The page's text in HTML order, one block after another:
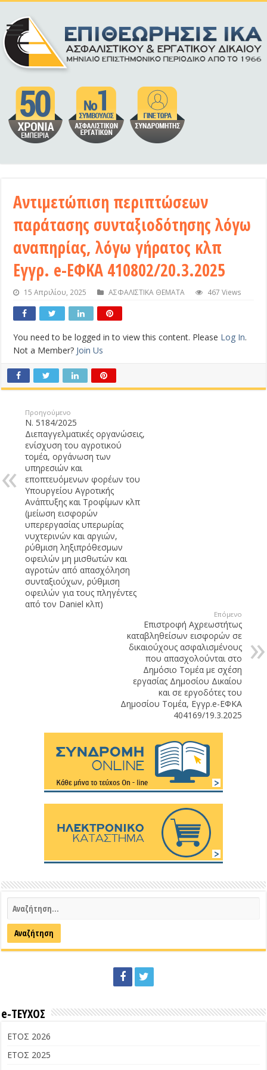
Αντιμετώπιση περιπτώσεων
παράτασης συνταξιοδότησης λόγω
αναπηρίας, λόγω γήρατος κλπ
Εγγρ. e-ΕΦΚΑ 410802/20.3.2025
15 Απριλίου, 2025 ΑΣΦΑΛΙΣΤΙΚΑ ΘΕΜΑΤΑ 467 Views
You need to be logged in to view this content. Please Log In.
Not a Member? Join Us
Προηγούμενο
Ν. 5184/2025
Διεπαγγελματικές οργανώσεις,
ενίσχυση του αγροτικού
τομέα, οργάνωση των
υπηρεσιών και
εποπτευόμενων φορέων του
Υπουργείου Αγροτικής
Ανάπτυξης και Τροφίμων κλπ
(μείωση εισφορών
υπερεργασίας υπερωρίας
νυχτερινών και αργιών,
ρύθμιση ληξιπρόθεσμων
οφειλών μη μισθωτών και
αγροτών από απασχόληση
συνταξιούχων, ρύθμιση
οφειλών για τους πληγέντες
από τον Daniel κλπ)
Επόμενο
Επιστροφή Αχρεωστήτως
καταβληθείσων εισφορών σε
δικαιούχους ασφαλισμένους
που απασχολούνται στο
Δημόσιο Τομέα με σχέση
εργασίας Δημοσίου Δικαίου
και σε εργοδότες του
Δημοσίου Τομέα, Εγγρ.e-ΕΦΚΑ
404169/19.3.2025
e-ΤΕΥΧΟΣ
ΕΤΟΣ 2026
ΕΤΟΣ 2025